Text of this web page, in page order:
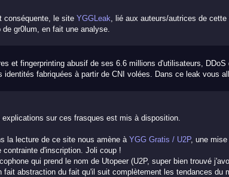
conséquente, le site YGGLeak, lié aux auteurs/autrices de
gr0lum, en fait une analyse.
et fingerprinting abusif de ses 6.6 millions d'utilisateurs,
identités fabriquées à partir de CNI volées. Dans ce leak vous
explications sur ces frasques est mis à disposition.
la lecture de ce site nous amène àYGG Gratis / U2P, une mise
d'inscription. Joli coup !
qui prend le nom de Utopeer (U2P, super bien trouvé
fait abstraction du fait qu'il suit complètement les tendances